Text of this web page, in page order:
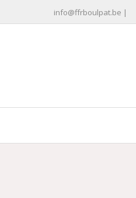
info@ffrboulpat.be |